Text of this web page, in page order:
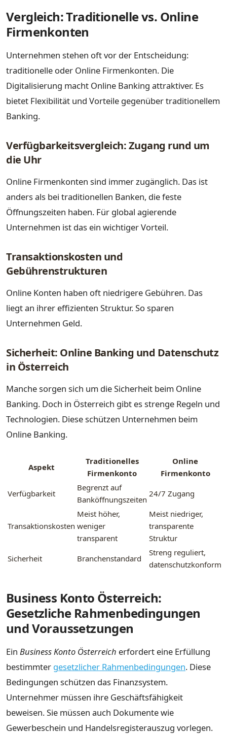
Vergleich: Traditionelle vs. Online
Firmenkonten
Unternehmen stehen oft vor der Entscheidung:
traditionelle oder Online Firmenkonten. Die
Digitalisierung macht Online Banking attraktiver. Es
bietet Flexibilität und Vorteile gegenüber traditionellem
Banking.
Verfügbarkeitsvergleich: Zugang rund um
die Uhr
Online Firmenkonten sind immer zugänglich. Das ist
anders als bei traditionellen Banken, die feste
Öffnungszeiten haben. Für global agierende
Unternehmen ist das ein wichtiger Vorteil.
Transaktionskosten und
Gebührenstrukturen
Online Konten haben oft niedrigere Gebühren. Das
liegt an ihrer effizienten Struktur. So sparen
Unternehmen Geld.
Sicherheit: Online Banking und Datenschutz
in Österreich
Manche sorgen sich um die Sicherheit beim Online
Banking. Doch in Österreich gibt es strenge Regeln und
Technologien. Diese schützen Unternehmen beim
Online Banking.
Aspekt
Traditionelles
Firmenkonto
Online
Firmenkonto
Verfügbarkeit
Begrenzt auf
Banköffnungszeiten
24/7 Zugang
Transaktionskosten
Meist höher,
weniger
transparent
Meist niedriger,
transparente
Struktur
Sicherheit
Branchenstandard
Streng reguliert,
datenschutzkonform
Business Konto Österreich:
Gesetzliche Rahmenbedingungen
und Voraussetzungen
Ein Business Konto Österreich erfordert eine Erfüllung
bestimmter gesetzlicher Rahmenbedingungen. Diese
Bedingungen schützen das Finanzsystem.
Unternehmer müssen ihre Geschäftsfähigkeit
beweisen. Sie müssen auch Dokumente wie
Gewerbeschein und Handelsregisterauszug vorlegen.